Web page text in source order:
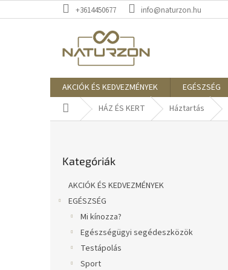
a
+3614450677 info@naturzon.hu
AKCIÓK ÉS KEDVEZMÉNYEK EGÉSZSÉG
KezdőlapHÁZ ÉS KERT Háztartás
átugrása
Kategóriák
AKCIÓK ÉS KEDVEZMÉNYEK
EGÉSZSÉG
Mi kínozza?
Egészségügyi segédeszközök
Testápolás
Sport